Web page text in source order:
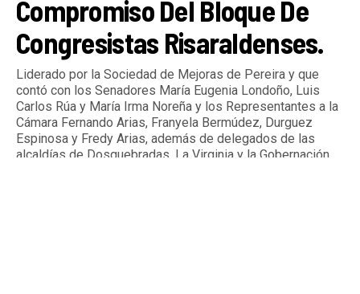
Compromiso Del Bloque De
Congresistas Risaraldenses.
Liderado por la Sociedad de Mejoras de Pereira y que
contó con los Senadores María Eugenia Londoño, Luis
Carlos Rúa y María Irma Noreña y los Representantes a la
Cámara Fernando Arias, Franyela Bermúdez, Durguez
Espinosa y Fredy Arias, además de delegados de las
alcaldías de Dosquebradas, La Virginia y la Gobernación